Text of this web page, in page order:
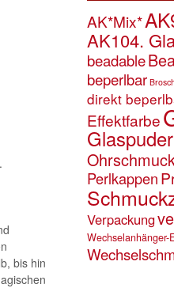
bis hin
AK*Mix*
AK104.
beadable
beperlbar
direkt
Effektfarbe
Glaspuder
Perlkappen
Verpackung
Wechselanhänger-